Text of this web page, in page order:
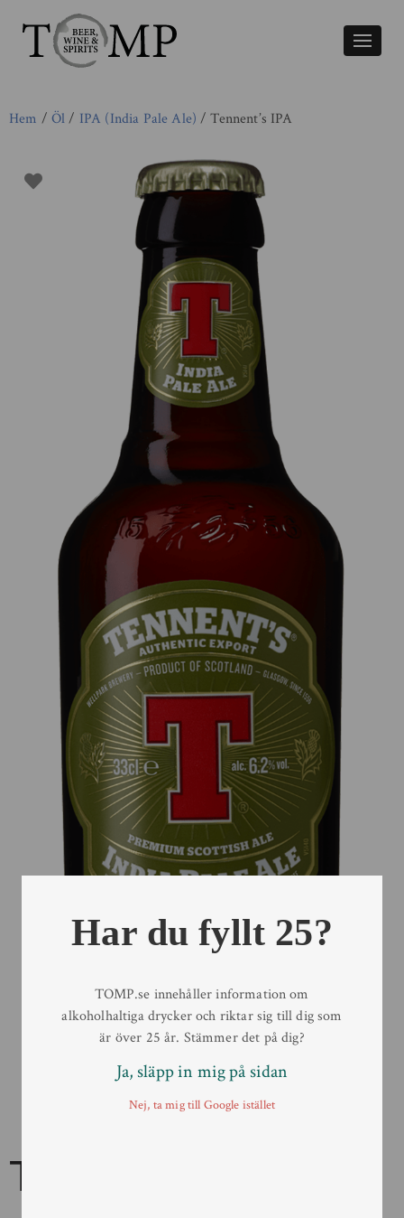
Växla
Hem / Öl/ IPA (India Pale Ale) / Tennent’s IPA
Tennent’s IPA
Har du fyllt 25?
TOMP.se innehåller information om
alkoholhaltiga drycker och riktar sig till dig som
är över 25 år. Stämmer det på dig?
Ja, släpp in mig på sidan
Nej, ta mig till Google istället